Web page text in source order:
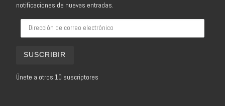
notificaciones de nuevas entradas.
SUSCRIBIR
Únete a otros 10 suscriptores